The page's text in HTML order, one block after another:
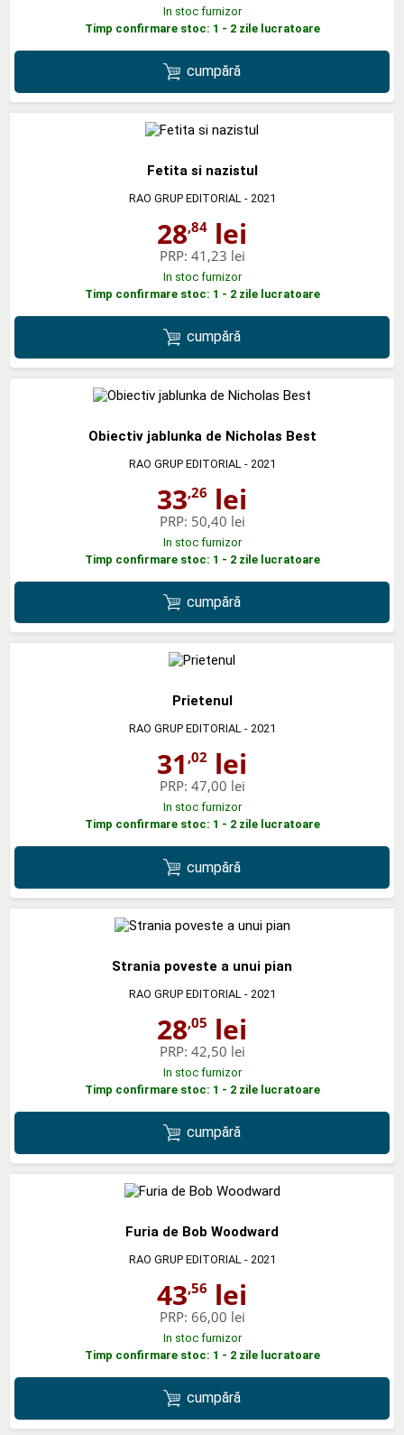
In stoc furnizor
Timp confirmare stoc: 1 - 2 zile lucratoare
cumpără
Fetita si nazistul
RAO GRUP EDITORIAL - 2021
28,84 lei
PRP: 41,23 lei
In stoc furnizor
Timp confirmare stoc: 1 - 2 zile lucratoare
cumpără
Obiectiv jablunka de Nicholas Best
RAO GRUP EDITORIAL - 2021
33,26 lei
PRP: 50,40 lei
In stoc furnizor
Timp confirmare stoc: 1 - 2 zile lucratoare
cumpără
Prietenul
RAO GRUP EDITORIAL- 2021
31 ,02 lei
PRP: 47,00 lei
In stoc furnizor
Timp confirmare stoc: 1 - 2 zile lucratoare
cumpără
Strania poveste a unui pian
RAO GRUP EDITORIAL- 2021
28,05 lei
PRP: 42,50 lei
In stoc furnizor
Timp confirmare stoc: 1 - 2 zile lucratoare
cumpără
Furia de Bob Woodward
RAO GRUP EDITORIAL - 2021
43,56 lei
PRP: 66,00 lei
In stoc furnizor
Timp confirmare stoc: 1 - 2 zile lucratoare
cumpără